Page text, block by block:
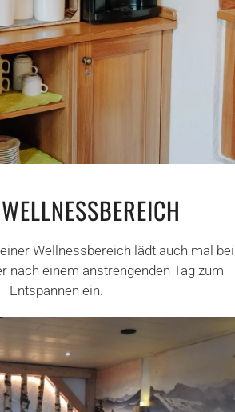
Wellnessbereich lädt auch mal bei
nach einem anstrengenden Tag zum
Entspannen ein.